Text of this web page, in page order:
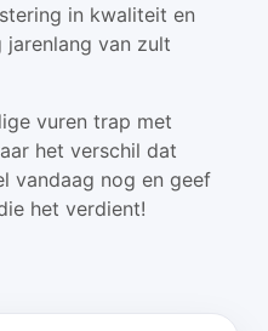
in kwaliteit en
jarenlang van zult
vuren trap met
het verschil dat
vandaag nog en geef
het verdient!